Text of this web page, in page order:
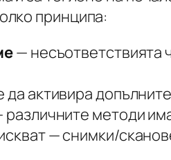
принципа:
— несъответствията
активира
методи
— снимки/